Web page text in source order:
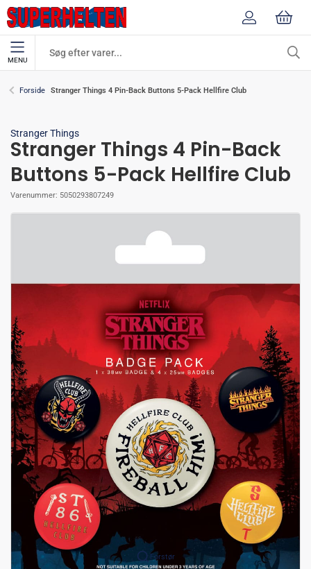
MENU
Forside Stranger Things 4 Pin-Back Buttons 5-Pack Hellfire Club
Stranger Things
Stranger Things 4 Pin-Back
Buttons 5-Pack Hellfire Club
Varenummer: 5050293807249
Forstør